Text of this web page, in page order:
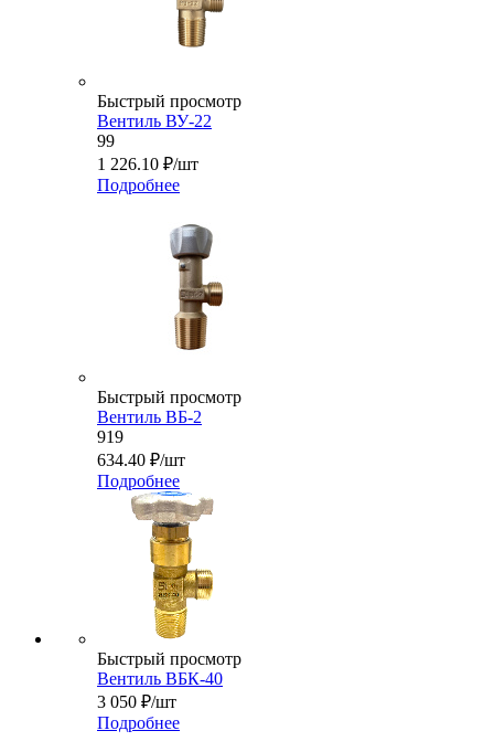
Быстрый просмотр
Вентиль ВУ-22
99
1 226.10 ₽/шт
Подробнее
Быстрый просмотр
Вентиль ВБ-2
919
634.40 ₽/шт
Подробнее
Быстрый просмотр
Вентиль ВБК-40
3 050 ₽/шт
Подробнее